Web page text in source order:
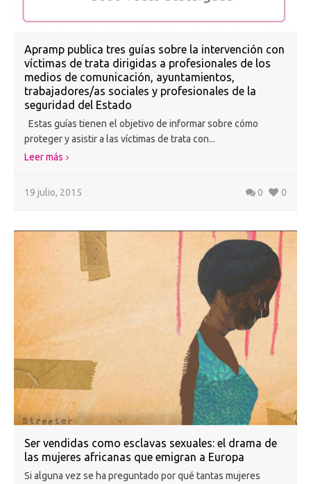
Apramp publica tres guías sobre la intervención con
víctimas de trata dirigidas a profesionales de los
medios de comunicación, ayuntamientos,
trabajadores/as sociales y profesionales de la
seguridad del Estado
Estas guías tienen el objetivo de informar sobre cómo
proteger y asistir a las víctimas de trata con...
Leer más
19 julio, 2015 0 0
Ser vendidas como esclavas sexuales: el drama de
las mujeres africanas que emigran a Europa
Si alguna vez se ha preguntado por qué tantas mujeres